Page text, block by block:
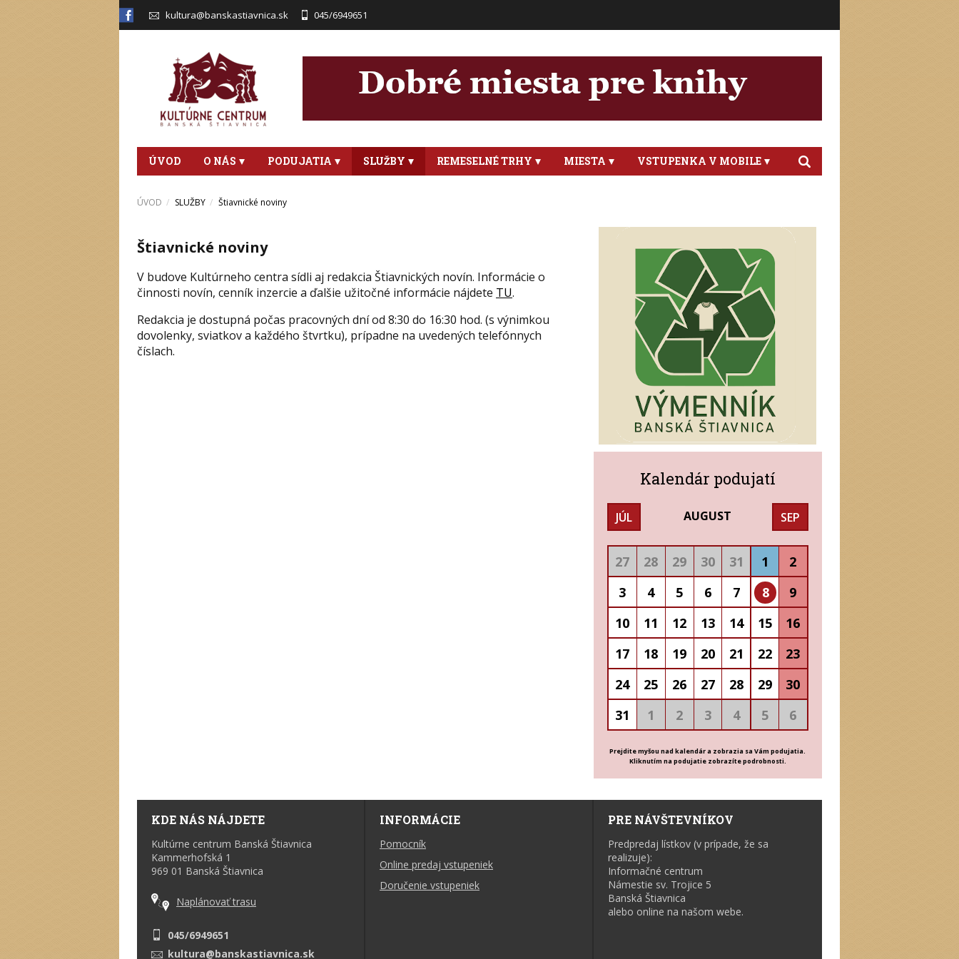
kultura@banskastiavnica.sk 045/6949651
ÚVOD O NÁS PODUJATIA SLUŽBY REMESELNÉ TRHY MIESTA VSTUPENKA V MOBILE
ÚVOD SLUŽBY Štiavnické noviny
Štiavnické noviny
V budove Kultúrneho centra sídli aj redakcia Štiavnických novín. Informácie o
činnosti novín, cenník inzercie a ďalšie užitočné informácie nájdete TU.
Redakcia je dostupná počas pracovných dní od 8:30 do 16:30 hod. (s výnimkou
dovolenky, sviatkov a každého štvrtku), prípadne na uvedených telefónnych
číslach.
Kalendár podujatí
AUGUST
JÚL SEP
27 28 29 30 31 1
2
3
4 5 6 7 8
9
10
11 12 13 14 15
16
17
18 19 20 21 22
23
24
25 26 27 28 29
30
31
1 2 3 4 5 6
Prejdite myšou nad kalendár a zobrazia sa Vám podujatia.
Kliknutím na podujatie zobrazíte podrobnosti.
KDE NÁS NÁJDETE
Kultúrne centrum Banská Štiavnica
Kammerhofská 1
969 01 Banská Štiavnica
Naplánovať trasu
045/6949651
kultura@banskastiavnica.sk
INFORMÁCIE
Pomocník
Online predaj vstupeniek
Doručenie vstupeniek
PRE NÁVŠTEVNÍKOV
Predpredaj lístkov (v prípade, že sa
realizuje):
Informačné centrum
Námestie sv. Trojice 5
Banská Štiavnica
alebo online na našom webe.